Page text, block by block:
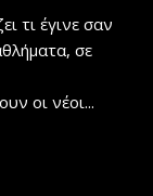
τι έγινε σαν
σε
οι νέοι...